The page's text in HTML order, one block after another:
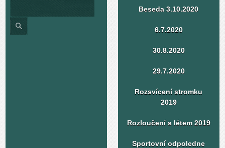
Beseda 3.10.2020
6.7.2020
30.8.2020
29.7.2020
Rozsvícení stromku
2019
Rozloučení s létem 2019
Sportovní odpoledne